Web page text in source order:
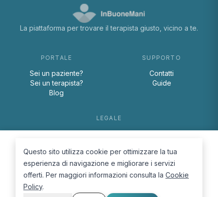
La piattaforma per trovare il terapista giusto, vicino a te.
PORTALE
Sei un paziente?
Sei un terapista?
Blog
SUPPORTO
Contatti
Guide
LEGALE
Cookie Policy
Questo sito utilizza cookie per ottimizzare la tua
esperienza di navigazione e migliorare i servizi
offerti. Per maggiori informazioni consulta la Cookie
Policy.